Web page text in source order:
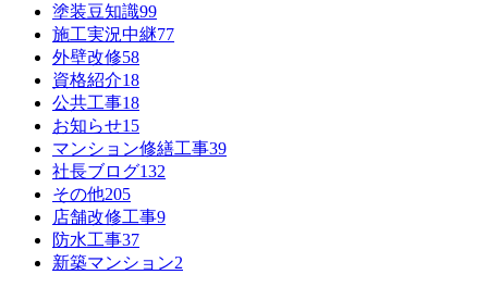
塗装豆知識99
施工実況中継77
外壁改修58
資格紹介18
公共工事18
お知らせ15
マンション修繕工事39
社長ブログ132
その他205
店舗改修工事9
防水工事37
新築マンション2